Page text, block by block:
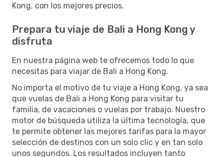
Kong, con los mejores precios.
Prepara tu viaje de Bali a Hong Kong y
disfruta
En nuestra página web te ofrecemos todo lo que
necesitas para viajar de Bali a Hong Kong.
No importa el motivo de tu viaje a Hong Kong, ya sea
que vuelas de Bali a Hong Kong para visitar tu
familia, de vacaciones o vuelas por trabajo. Nuestro
motor de búsqueda utiliza la última tecnología, que
te permite obtener las mejores tarifas para la mayor
selección de destinos con un solo clic y en tan solo
unos segundos. Los resultados incluyen tanto